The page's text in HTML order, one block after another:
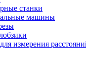
станки
машины
измерения